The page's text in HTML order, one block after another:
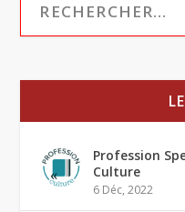
Profession
Culture
6 Déc, 2022